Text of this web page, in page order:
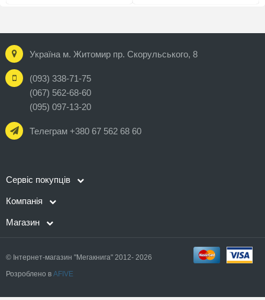
Україна м. Житомир пр. Скорульського, 8
(093) 338-71-75
(067) 562-68-60
(095) 097-13-20
Телеграм +380 67 562 68 60
Сервіс покупців
Компанія
Магазин
© Інтернет-магазин "Мегакнига" 2012- 2026
Розроблено в AFIVE